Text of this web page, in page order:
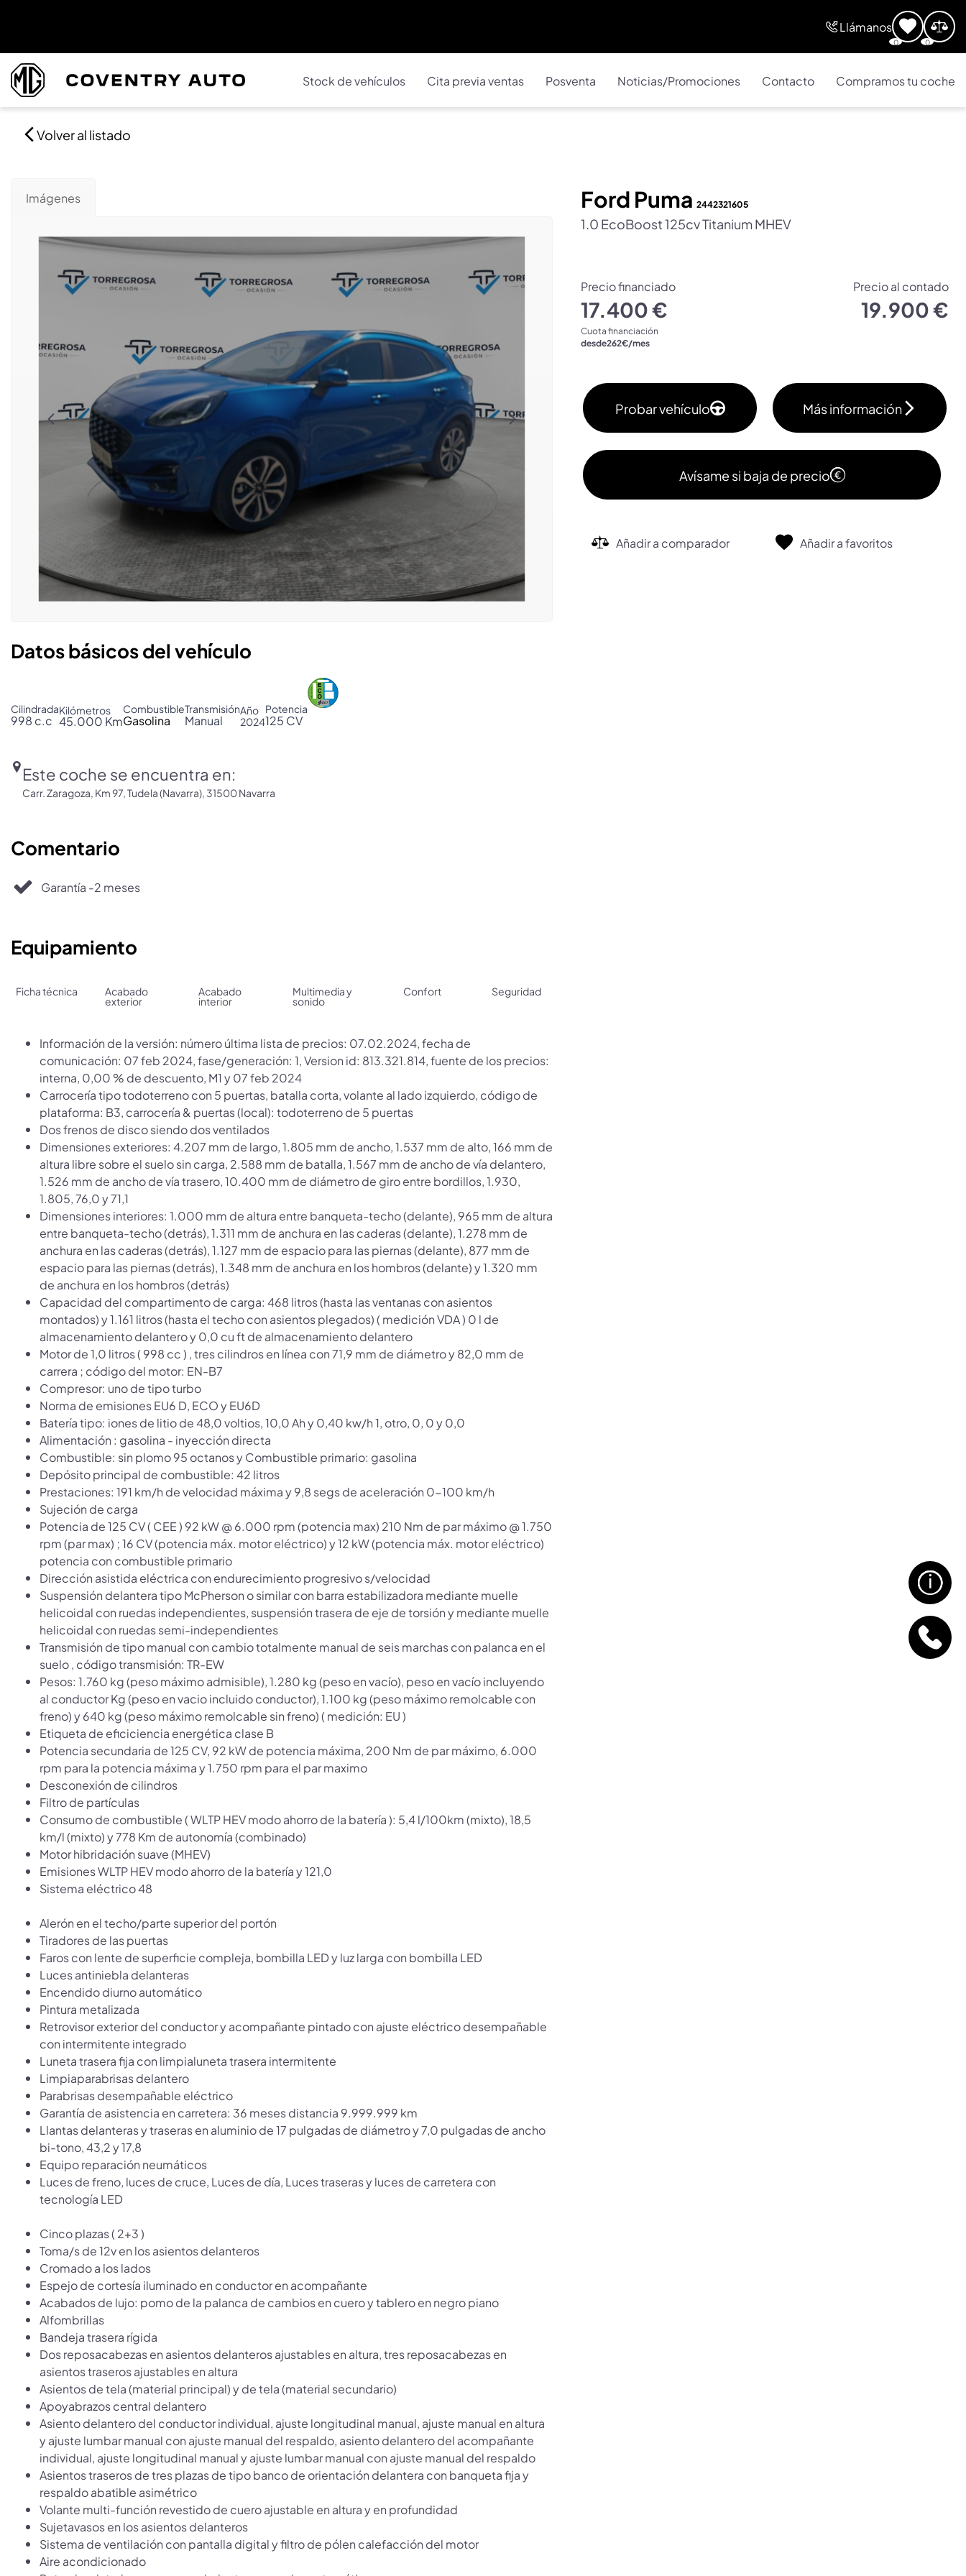
Llámanos
0 0
Stock de vehículos Cita previa ventas Posventa Noticias/Promociones Contacto Compramos tu coche
Volver al listado
Imágenes Ford Puma 2442321605
1.0 EcoBoost 125cv Titanium MHEV
Precio financiado
17.400 €
Cuota financiación
desde262€/mes
Precio al contado
19.900 €
Probar vehículo Más información
Avísame si baja de precio
Añadir a comparador Añadir a favoritos
Datos básicos del vehículo
Cilindrada
998 c.c
Kilómetros
45.000 Km
Combustible
Gasolina
Transmisión
Manual
Año
2024
Potencia
125 CV
Este coche se encuentra en:
Carr. Zaragoza, Km 97, Tudela (Navarra), 31500 Navarra
Comentario
Garantía -2 meses
Equipamiento
Ficha técnica
Información de la versión: número última lista de precios: 07.02.2024, fecha de
comunicación: 07 feb 2024, fase/generación: 1, Version id: 813.321.814, fuente de los precios:
interna, 0,00 % de descuento, M1 y 07 feb 2024
Carrocería tipo todoterreno con 5 puertas, batalla corta, volante al lado izquierdo, código de
plataforma: B3, carrocería & puertas (local): todoterreno de 5 puertas
Dos frenos de disco siendo dos ventilados
Dimensiones exteriores: 4.207 mm de largo, 1.805 mm de ancho, 1.537 mm de alto, 166 mm de
altura libre sobre el suelo sin carga, 2.588 mm de batalla, 1.567 mm de ancho de vía delantero,
1.526 mm de ancho de vía trasero, 10.400 mm de diámetro de giro entre bordillos, 1.930,
1.805, 76,0 y 71,1
Dimensiones interiores: 1.000 mm de altura entre banqueta-techo (delante), 965 mm de altura
entre banqueta-techo (detrás), 1.311 mm de anchura en las caderas (delante), 1.278 mm de
anchura en las caderas (detrás), 1.127 mm de espacio para las piernas (delante), 877 mm de
espacio para las piernas (detrás), 1.348 mm de anchura en los hombros (delante) y 1.320 mm
de anchura en los hombros (detrás)
Capacidad del compartimento de carga: 468 litros (hasta las ventanas con asientos
montados) y 1.161 litros (hasta el techo con asientos plegados) ( medición VDA ) 0 l de
almacenamiento delantero y 0,0 cu ft de almacenamiento delantero
Motor de 1,0 litros ( 998 cc ) , tres cilindros en línea con 71,9 mm de diámetro y 82,0 mm de
carrera ; código del motor: EN-B7
Compresor: uno de tipo turbo
Norma de emisiones EU6 D, ECO y EU6D
Batería tipo: iones de litio de 48,0 voltios, 10,0 Ah y 0,40 kw/h 1, otro, 0, 0 y 0,0
Alimentación : gasolina - inyección directa
Combustible: sin plomo 95 octanos y Combustible primario: gasolina
Depósito principal de combustible: 42 litros
Prestaciones: 191 km/h de velocidad máxima y 9,8 segs de aceleración 0-100 km/h
Sujeción de carga
Potencia de 125 CV ( CEE ) 92 kW @ 6.000 rpm (potencia max) 210 Nm de par máximo @ 1.750
rpm (par max) ; 16 CV (potencia máx. motor eléctrico) y 12 kW (potencia máx. motor eléctrico)
potencia con combustible primario
Dirección asistida eléctrica con endurecimiento progresivo s/velocidad
Suspensión delantera tipo McPherson o similar con barra estabilizadora mediante muelle
helicoidal con ruedas independientes, suspensión trasera de eje de torsión y mediante muelle
helicoidal con ruedas semi-independientes
Transmisión de tipo manual con cambio totalmente manual de seis marchas con palanca en el
suelo , código transmisión: TR-EW
Pesos: 1.760 kg (peso máximo admisible), 1.280 kg (peso en vacío), peso en vacío incluyendo
al conductor Kg (peso en vacio incluido conductor), 1.100 kg (peso máximo remolcable con
freno) y 640 kg (peso máximo remolcable sin freno) ( medición: EU )
Etiqueta de eficiciencia energética clase B
Potencia secundaria de 125 CV, 92 kW de potencia máxima, 200 Nm de par máximo, 6.000
rpm para la potencia máxima y 1.750 rpm para el par maximo
Desconexión de cilindros
Filtro de partículas
Consumo de combustible ( WLTP HEV modo ahorro de la batería ): 5,4 l/100km (mixto), 18,5
km/l (mixto) y 778 Km de autonomía (combinado)
Motor hibridación suave (MHEV)
Emisiones WLTP HEV modo ahorro de la batería y 121,0
Sistema eléctrico 48
Acabado
exterior
Alerón en el techo/parte superior del portón
Tiradores de las puertas
Faros con lente de superficie compleja, bombilla LED y luz larga con bombilla LED
Luces antiniebla delanteras
Encendido diurno automático
Pintura metalizada
Retrovisor exterior del conductor y acompañante pintado con ajuste eléctrico desempañable
con intermitente integrado
Luneta trasera fija con limpialuneta trasera intermitente
Limpiaparabrisas delantero
Parabrisas desempañable eléctrico
Garantía de asistencia en carretera: 36 meses distancia 9.999.999 km
Llantas delanteras y traseras en aluminio de 17 pulgadas de diámetro y 7,0 pulgadas de ancho
bi-tono, 43,2 y 17,8
Equipo reparación neumáticos
Luces de freno, luces de cruce, Luces de día, Luces traseras y luces de carretera con
tecnología LED
Acabado
interior
Cinco plazas ( 2+3 )
Toma/s de 12v en los asientos delanteros
Cromado a los lados
Espejo de cortesía iluminado en conductor en acompañante
Acabados de lujo: pomo de la palanca de cambios en cuero y tablero en negro piano
Alfombrillas
Bandeja trasera rígida
Dos reposacabezas en asientos delanteros ajustables en altura, tres reposacabezas en
asientos traseros ajustables en altura
Asientos de tela (material principal) y de tela (material secundario)
Apoyabrazos central delantero
Asiento delantero del conductor individual, ajuste longitudinal manual, ajuste manual en altura
y ajuste lumbar manual con ajuste manual del respaldo, asiento delantero del acompañante
individual, ajuste longitudinal manual y ajuste lumbar manual con ajuste manual del respaldo
Asientos traseros de tres plazas de tipo banco de orientación delantera con banqueta fija y
respaldo abatible asimétrico
Volante multi-función revestido de cuero ajustable en altura y en profundidad
Sujetavasos en los asientos delanteros
Sistema de ventilación con pantalla digital y filtro de pólen calefacción del motor
Aire acondicionado
Multimedia y
sonido
Confort Seguridad